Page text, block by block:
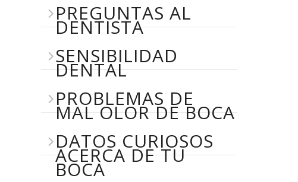
PREGUNTAS AL
DENTISTA
SENSIBILIDAD
DENTAL
PROBLEMAS DE
MAL OLOR DE BOCA
DATOS CURIOSOS
ACERCA DE TU
BOCA